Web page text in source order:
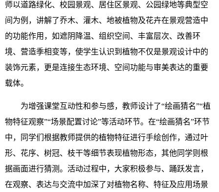
师以道路绿化、校园景观、居住区景观、公园绿地等典型空
间为例，讲解了乔木、灌木、地被植物及花卉在景观营造中
的功能作用，如遮阴降温、组织空间、丰富层次、改善环
境、营造季相变等，使学生认识到植物不仅是景观设计中的
装饰元素，更是连接生态环境、空间功能与审美表达的重要
载体。
为增强课堂互动性和参与感，教师设计了“绘画猜名”“植
物特征观察”“场景配置讨论”等活动环节。在“绘画猜名”环节
中，同学们根据教师提供的植物特征进行手绘创作，通过叶
形、花序、树冠、枝干等细节表现植物形态，其他同学则根
据画面进行猜测。活动过程中，大家积极参与、踊跃发言，
在观察、表达与交流中加深了对植物名称、特征及应用场景